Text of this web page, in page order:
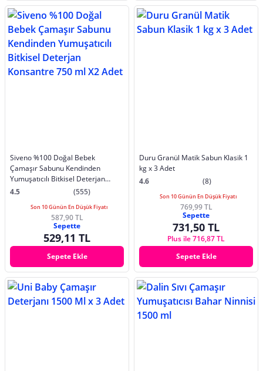
Siveno %100 Doğal Bebek
Çamaşır Sabunu Kendinden
Yumuşatıcılı Bitkisel Deterjan
Konsantre 750 ml X2 Adet
4.5 (555)
Son 10 Günün En Düşük Fiyatı
587,90 TL
Sepette
529,11 TL
Sepete Ekle
Duru Granül Matik Sabun Klasik 1
kg x 3 Adet
4.6
(8)
Son 10 Günün En Düşük Fiyatı
769,99 TL
Sepette
731,50 TL
Plus ile 716,87 TL
Sepete Ekle